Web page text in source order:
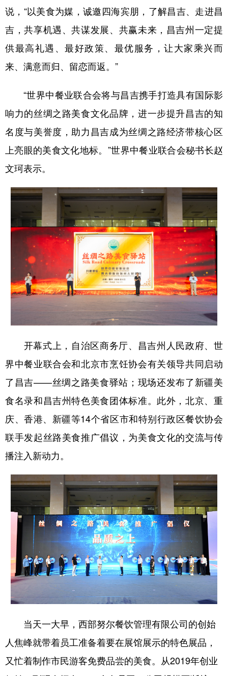
说，“以美食为媒，诚邀四海宾朋，了解昌吉、走进昌
吉，共享机遇、共谋发展、共赢未来，昌吉州一定提
供最高礼遇、最好政策、最优服务，让大家乘兴而
来、满意而归、留恋而返。”
“世界中餐业联合会将与昌吉携手打造具有国际影
响力的丝绸之路美食文化品牌，进一步提升昌吉的知
名度与美誉度，助力昌吉成为丝绸之路经济带核心区
上亮眼的美食文化地标。”世界中餐业联合会秘书长赵
文珂表示。
开幕式上，自治区商务厅、昌吉州人民政府、世
界中餐业联合会和北京市烹饪协会有关领导共同启动
了昌吉——丝绸之路美食驿站；现场还发布了新疆美
食名录和昌吉州特色美食团体标准。此外，北京、重
庆、香港、新疆等14个省区市和特别行政区餐饮协会
联手发起丝路美食推广倡议，为美食文化的交流与传
播注入新动力。
当天一大早，西部努尔餐饮管理有限公司的创始
人焦峰就带着员工准备着要在展馆展示的特色展品，
又忙着制作市民游客免费品尝的美食。从2019年创业